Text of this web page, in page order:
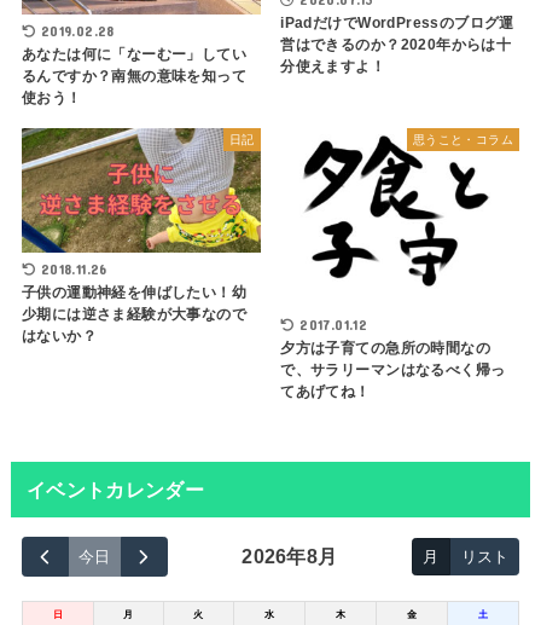
2019.02.28
あなたは何に「なーむー」してい
るんですか？南無の意味を知って
使おう！
iPadだけでWordPressのブログ運
営はできるのか？2020年からは十
分使えますよ！
日記
2018.11.26
子供の運動神経を伸ばしたい！幼
少期には逆さま経験が大事なので
はないか？
思うこと・コラム
2017.01.12
夕方は子育ての急所の時間なの
で、サラリーマンはなるべく帰っ
てあげてね！
イベントカレンダー
今日 2026年8月 月 リスト
日 月 火 水 木 金 土